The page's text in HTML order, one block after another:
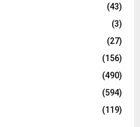
(43)
(3)
(27)
(156)
(490)
(594)
(119)